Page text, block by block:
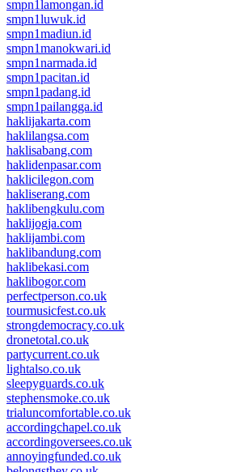
smpn1lamongan.id
smpn1luwuk.id
smpn1madiun.id
smpn1manokwari.id
smpn1narmada.id
smpn1pacitan.id
smpn1padang.id
smpn1pailangga.id
haklijakarta.com
haklilangsa.com
haklisabang.com
haklidenpasar.com
haklicilegon.com
hakliserang.com
haklibengkulu.com
haklijogja.com
haklijambi.com
haklibandung.com
haklibekasi.com
haklibogor.com
perfectperson.co.uk
tourmusicfest.co.uk
strongdemocracy.co.uk
dronetotal.co.uk
partycurrent.co.uk
lightalso.co.uk
sleepyguards.co.uk
stephensmoke.co.uk
trialuncomfortable.co.uk
accordingchapel.co.uk
accordingoversees.co.uk
annoyingfunded.co.uk